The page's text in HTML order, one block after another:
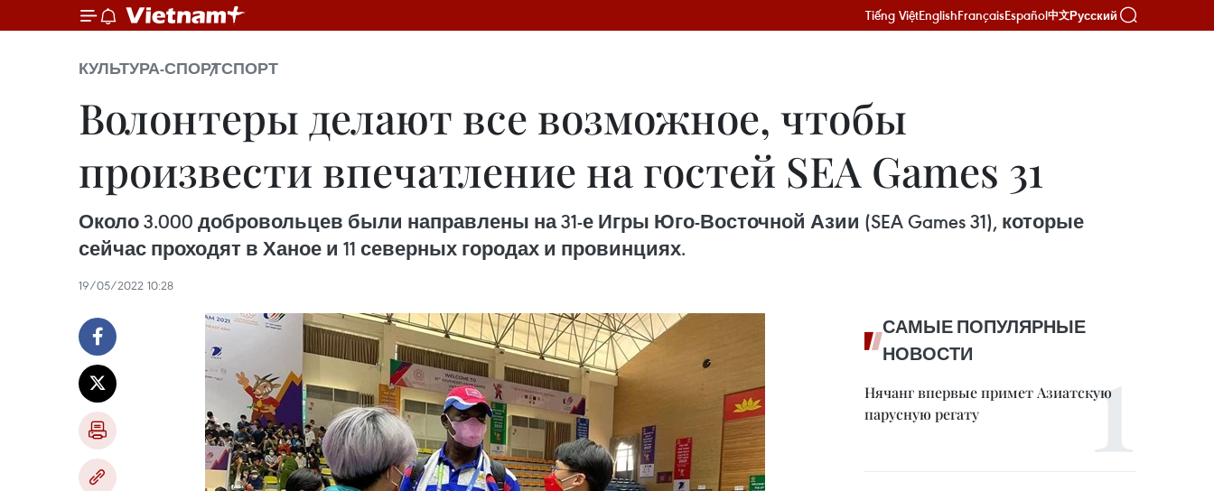
Tiếng ViệtEnglishFrançaisEspañol中文Русский
КУЛЬТУРА-СПОРТСПОРТ
Волонтеры делают все возможное, чтобы
произвести впечатление на гостей SEA Games 31
Около 3.000 добровольцев были направлены на 31-е Игры Юго-Восточной Азии (SEA Games 31), которые
сейчас проходят в Ханое и 11 северных городах и провинциях.
19/05/2022 10:28
САМЫЕ ПОПУЛЯРНЫЕ
НОВОСТИ
Нячанг впервые примет Азиатскую
парусную регату